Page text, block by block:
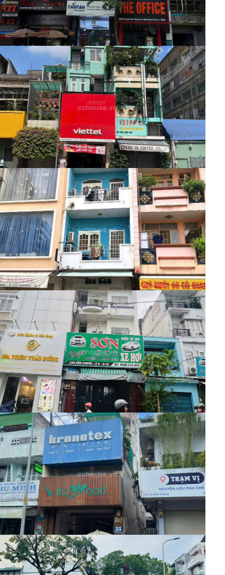
Nhà phố
29.5 Tỷ
Mã:8684Nhà Mặt Tiền Ngay Nguyễn Thiện
Thuật và Điện Biên Phủ Trung Tâm Quận 10 -
82m2 Nhà 5 tầng dòng tiền
Nhà phố
32 Tỷ
Mã:7337Siêu Vị Trí Kim Cuơng Quận 1 mặt tiền
Cô Giang 60m2 Nhà 5 tầng dòng tiền gần 600
triệu/năm
Nhà phố
17 Tỷ
Mã:869717 tỷ Mặt Tiền Tân Phước Quận 10 em
chính chủ
Nhà phố
32 Tỷ
Mã:7333
Vị Trí Trung Tâm Quận 10 mặt tiền Tô
Hiến Thành 80m2 Nhà 4 tầng Vừa ở vừa có thu
nhập 300 triệu/năm
Nhà phố
33.8 Tỷ